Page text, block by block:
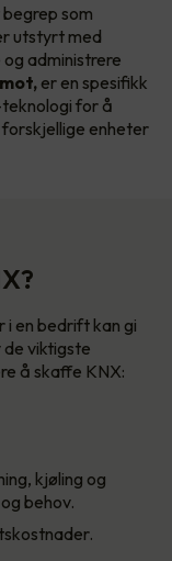
som
utstyrt med
administrere
er en spesifikk
for å
enheter
i en bedrift kan gi
viktigste
å skaffe KNX:
kjøling og
behov.